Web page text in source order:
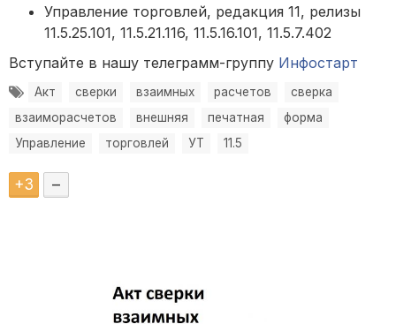
Управление торговлей, редакция 11, релизы
11.5.25.101, 11.5.21.116, 11.5.16.101, 11.5.7.402
Вступайте в нашу телеграмм-группу Инфостарт
Акт сверки взаимных расчетов
сверка
взаиморасчетов
внешняя печатная
форма
Управление
торговлей УТ 11.5
+3 –